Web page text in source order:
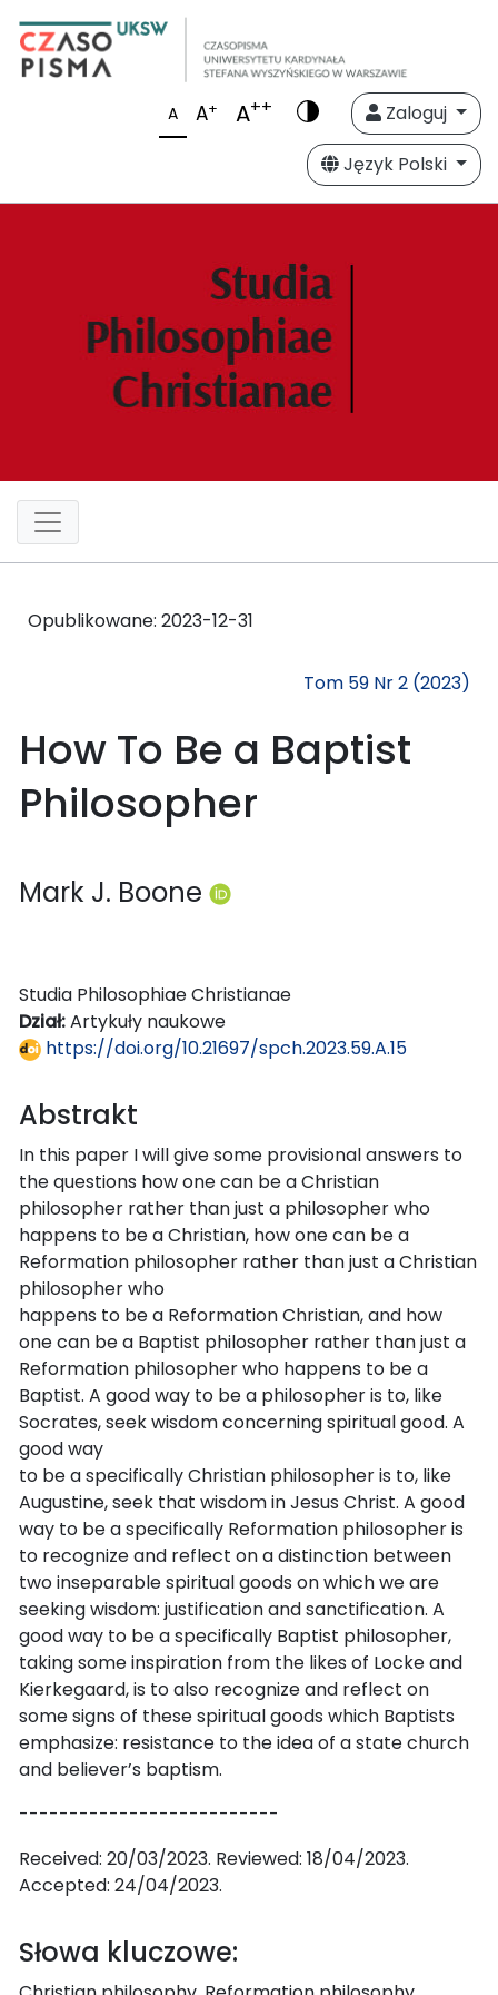
A A+ A++
Zaloguj
Język Polski
Opublikowane: 2023-12-31
Tom 59 Nr 2 (2023)
How To Be a Baptist
Philosopher
Mark J. Boone
Studia Philosophiae Christianae
Dział:Artykuły naukowe
https://doi.org/10.21697/spch.2023.59.A.15
Abstrakt
In this paper I will give some provisional answers to
the questions how one can be a Christian
philosopher rather than just a philosopher who
happens to be a Christian, how one can be a
Reformation philosopher rather than just a Christian
philosopher who
happens to be a Reformation Christian, and how
one can be a Baptist philosopher rather than just a
Reformation philosopher who happens to be a
Baptist. A good way to be a philosopher is to, like
Socrates, seek wisdom concerning spiritual good. A
good way
to be a specifically Christian philosopher is to, like
Augustine, seek that wisdom in Jesus Christ. A good
way to be a specifically Reformation philosopher is
to recognize and reflect on a distinction between
two inseparable spiritual goods on which we are
seeking wisdom: justification and sanctification. A
good way to be a specifically Baptist philosopher,
taking some inspiration from the likes of Locke and
Kierkegaard, is to also recognize and reflect on
some signs of these spiritual goods which Baptists
emphasize: resistance to the idea of a state church
and believer’s baptism.
--------------------------
Received: 20/03/2023. Reviewed: 18/04/2023.
Accepted: 24/04/2023.
Słowa kluczowe: